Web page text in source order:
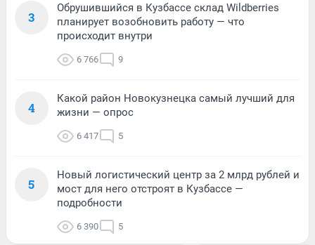
3
Обрушившийся в Кузбассе склад Wildberries
планирует возобновить работу — что
происходит внутри
6 766 9
4
Какой район Новокузнецка самый лучший для
жизни — опрос
6 417 5
5
Новый логистический центр за 2 млрд рублей и
мост для него отстроят в Кузбассе —
подробности
6 390 5